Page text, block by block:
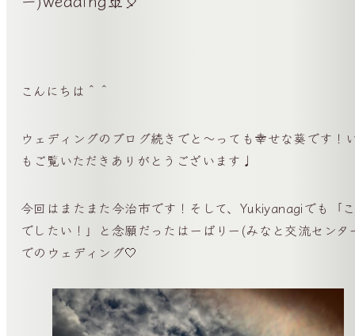
こんにちは＾＾
ウェディングのブログ続きでと〜っても幸せな葵です！
もご覧いただきありがとうございます♩
今回はまたまた今治市です！そして、Yukiyanagiでも「
でしたい！」と念願だったはーばりー(みなと交流センタ
でのウェディング🤍